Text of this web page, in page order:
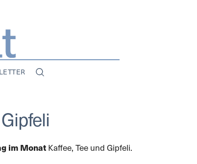
Gipfeli
im MonatKaffee, Tee und Gipfeli.